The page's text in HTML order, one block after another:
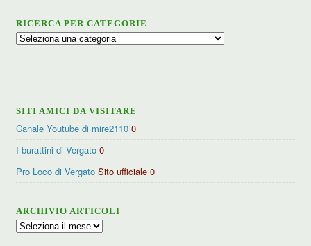
RICERCA PER CATEGORIE
Ricerca
SITI AMICI DA VISITARE
Canale Youtube di mire2110 0
I burattini di Vergato 0
Pro Loco di Vergato Sito ufficiale 0
ARCHIVIO ARTICOLI
Archivio